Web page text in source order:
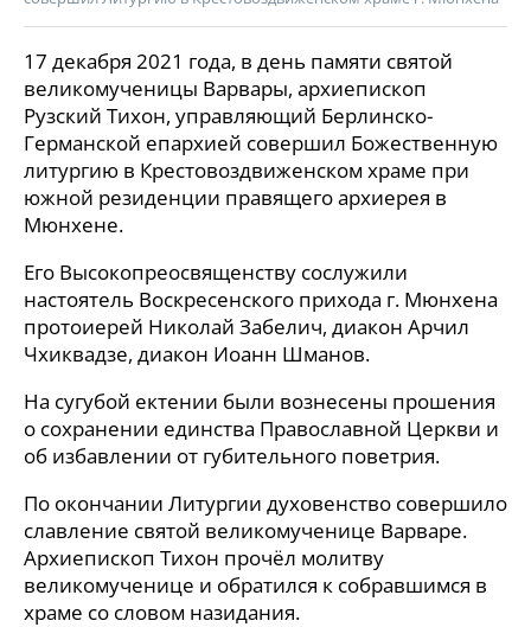
17 декабря 2021 года, в день памяти святой
великомученицы Варвары, архиепископ
Рузский Тихон, управляющий Берлинско-
Германской епархией совершил Божественную
литургию в Крестовоздвиженском храме при
южной резиденции правящего архиерея в
Мюнхене.
Его Высокопреосвященству сослужили
настоятель Воскресенского прихода г. Мюнхена
протоиерей Николай Забелич, диакон Арчил
Чхиквадзе, диакон Иоанн Шманов.
На сугубой ектении были вознесены прошения
о сохранении единства Православной Церкви и
об избавлении от губительного поветрия.
По окончании Литургии духовенство совершило
славление святой великомученице Варваре.
Архиепископ Тихон прочёл молитву
великомученице и обратился к собравшимся в
храме со словом назидания.